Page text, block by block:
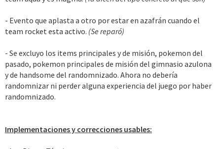
- Evento que aplasta a otro por estar en azafrán cuando el
team rocket esta activo. (Se reparó)
- Se excluyo los items principales y de misión, pokemon del
pasado, pokemon principales de misión del gimnasio azulona
y de handsome del randomnizado. Ahora no debería
randomnizar ni perder alguna experiencia del juego por haber
randomnizado.
Implementaciones y correcciones usables: